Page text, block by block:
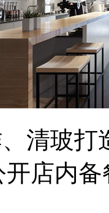
清玻
店内